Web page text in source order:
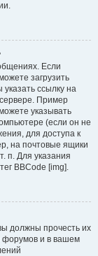
Если
загрузить
ссылку на
Пример
указывать
(если он не
для доступа к
на почтовые ящики
п. Для указания
BBCode [img].
должны прочесть их
форумов и в вашем